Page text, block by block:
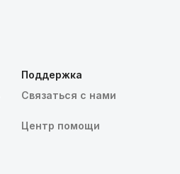
Поддержка
Связаться с нами
Центр помощи